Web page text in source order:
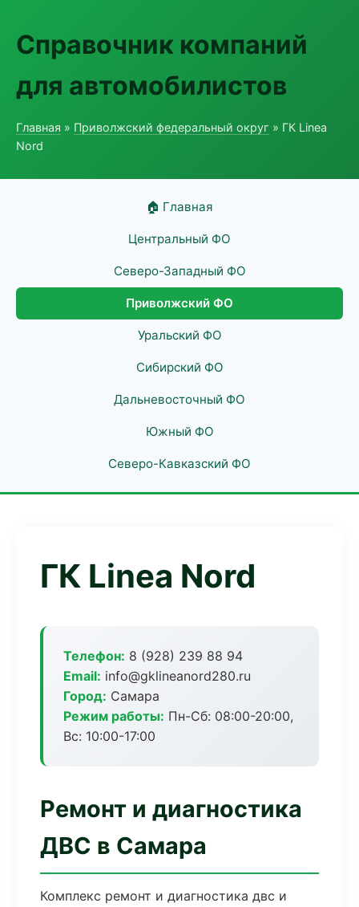
Справочник компаний
для автомобилистов
Главная » Приволжский федеральный округ » ГК Linea
Nord
🏠 Главная
Центральный ФО
Северо-Западный ФО
Приволжский ФО
Уральский ФО
Сибирский ФО
Дальневосточный ФО
Южный ФО
Северо-Кавказский ФО
ГК Linea Nord
Телефон: 8 (928) 239 88 94
Email: info@gklineanord280.ru
Город: Самара
Режим работы: Пн-Сб: 08:00-20:00,
Вс: 10:00-17:00
Ремонт и диагностика
ДВС в Самара
Комплекс ремонт и диагностика двс и